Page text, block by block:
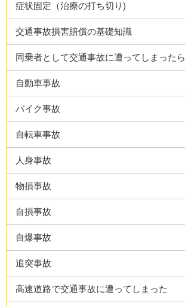
症状固定（治療の打ち切り)
交通事故損害賠償の基礎知識
同乗者として交通事故に遭ってしまったら
自動車事故
バイク事故
自転車事故
人身事故
物損事故
自損事故
自爆事故
追突事故
高速道路で交通事故に遭ってしまった